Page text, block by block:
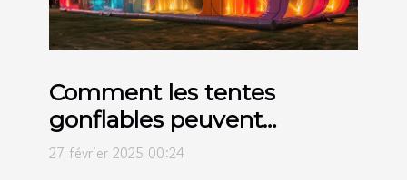
Comment les tentes
gonflables peuvent
révolutionner vos
27 février 2025 00:24